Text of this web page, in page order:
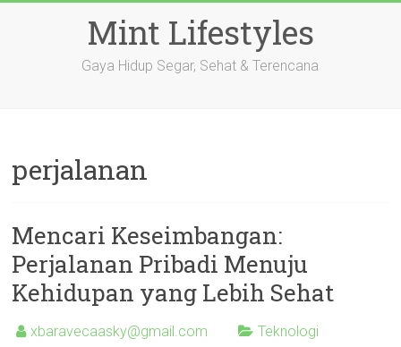
Mint Lifestyles
Gaya Hidup Segar, Sehat & Terencana
perjalanan
Mencari Keseimbangan:
Perjalanan Pribadi Menuju
Kehidupan yang Lebih Sehat
xbaravecaasky@gmail.com Teknologi